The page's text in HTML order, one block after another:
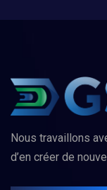
Nous travaillons
d’en créer de